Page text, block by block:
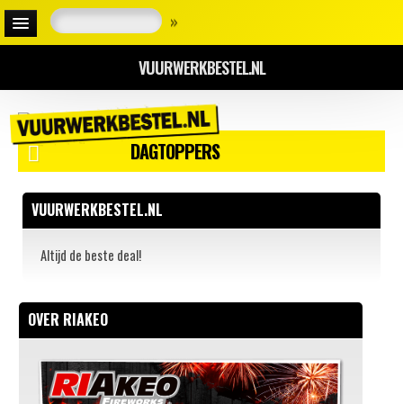
»
VUURWERKBESTEL.NL
DAGTOPPERS
VUURWERKBESTEL.NL
Altijd de beste deal!
OVER RIAKEO